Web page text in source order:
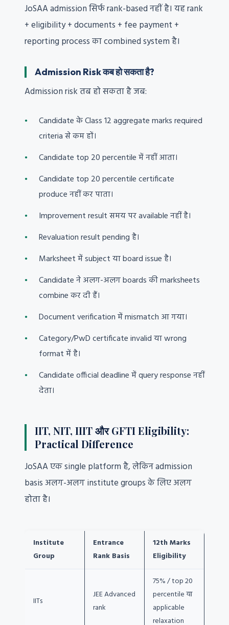
JoSAA admission सिर्फ rank-based नहीं है। यह rank
+ eligibility + documents + fee payment +
reporting process का combined system है।
Admission Risk कब हो सकता है?
Admission risk तब हो सकता है जब:
Candidate के Class 12 aggregate marks required
criteria से कम हों।
Candidate top 20 percentile में नहीं आता।
Candidate top 20 percentile certificate
produce नहीं कर पाता।
Improvement result समय पर available नहीं है।
Revaluation result pending है।
Marksheet में subject या board issue है।
Candidate ने अलग-अलग boards की marksheets
combine कर दी हैं।
Document verification में mismatch आ गया।
Category/PwD certificate invalid या wrong
format में है।
Candidate official deadline में query response नहीं
देता।
IIT, NIT, IIIT और GFTI Eligibility:
Practical Difference
JoSAA एक single platform है, लेकिन admission
basis अलग-अलग institute groups के लिए अलग
होता है।
Institute
Group
Entrance
Rank Basis
12th Marks
Eligibility
IITs
JEE Advanced
rank
75% / top 20
percentile या
applicable
relaxation